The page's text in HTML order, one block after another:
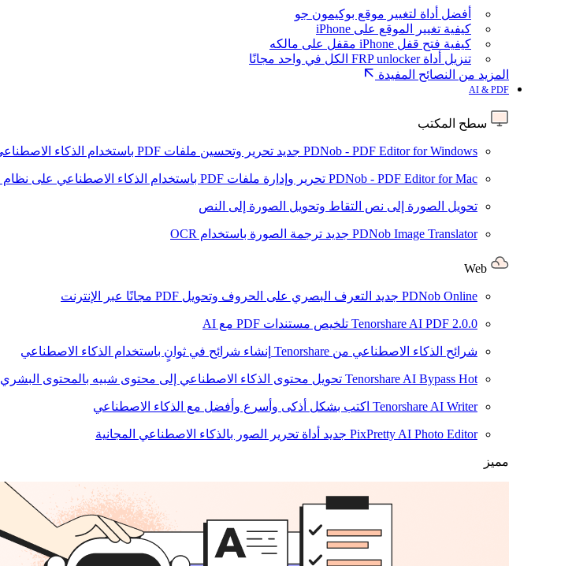
أفضل أداة لتغيير موقع بوكيمون جو
كيفية تغيير الموقع على iPhone
كيفية فتح قفل iPhone مقفل على مالكه
تنزيل أداة FRP unlocker الكل في واحد مجانًا
المزيد من النصائح المفيدة
AI & PDF
سطح المكتب
PDNob - PDF Editor for Windows جديد تحرير وتحسين ملفات PDF باستخدام الذكاء الاصطناعي على Windows
PDNob - PDF Editor for Mac تحرير وإدارة ملفات PDF باستخدام الذكاء الاصطناعي على نظام macOS
تحويل الصورة إلى نص التقاط وتحويل الصورة إلى النص
PDNob Image Translator جديد ترجمة الصورة باستخدام OCR
PDNob Online جديد التعرف البصري على الحروف وتحويل PDF مجانًا عبر الإنترنت
Tenorshare AI PDF 2.0.0 تلخيص مستندات PDF مع AI
شرائح الذكاء الاصطناعي من Tenorshare إنشاء شرائح في ثوانٍ باستخدام الذكاء الاصطناعي
Tenorshare AI Bypass Hot تحويل محتوى الذكاء الاصطناعي إلى محتوى شبيه بالمحتوى البشري
Tenorshare AI Writer اكتب بشكل أذكى وأسرع وأفضل مع الذكاء الاصطناعي
PixPretty AI Photo Editor جديد أداة تحرير الصور بالذكاء الاصطناعي المجانية
مميز